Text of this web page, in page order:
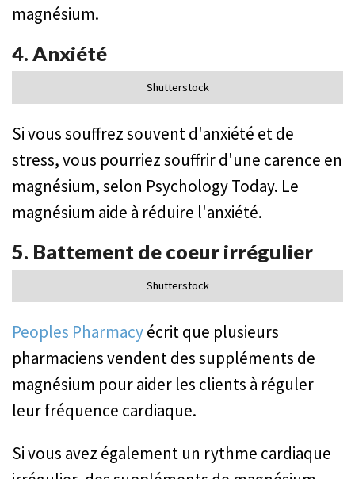
magnésium.
4. Anxiété
Shutterstock
Si vous souffrez souvent d'anxiété et de
stress, vous pourriez souffrir d'une carence en
magnésium, selon Psychology Today. Le
magnésium aide à réduire l'anxiété.
5. Battement de coeur irrégulier
Shutterstock
Peoples Pharmacyécrit que plusieurs
pharmaciens vendent des suppléments de
magnésium pour aider les clients à réguler
leur fréquence cardiaque.
Si vous avez également un rythme cardiaque